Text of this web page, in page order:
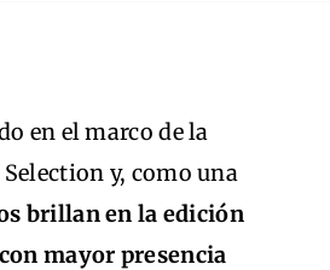
en el marco de la
y, como una
brillan en la edición
mayor presencia